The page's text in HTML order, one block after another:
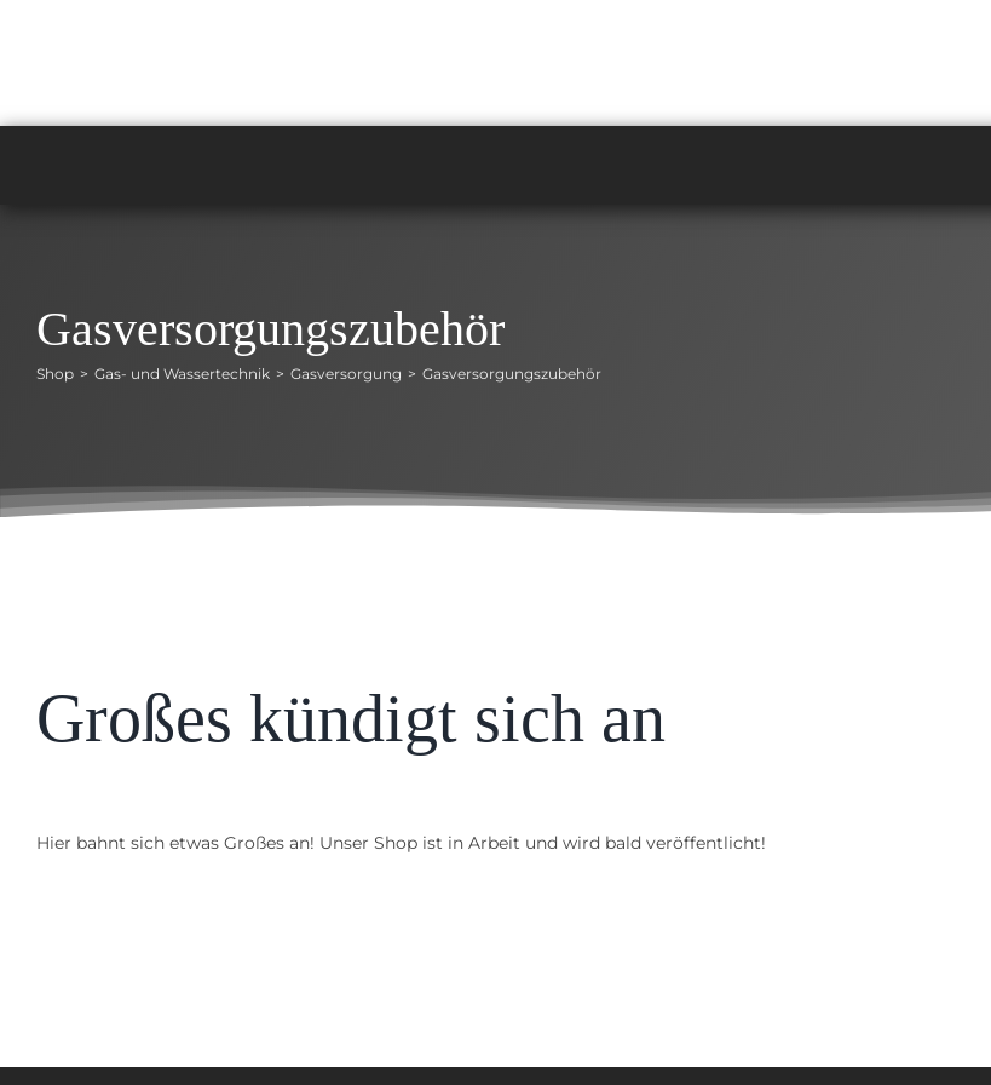
Gasversorgungszubehör
Shop Gas- und Wassertechnik Gasversorgung Gasversorgungszubehör
Großes kündigt sich an
Hier bahnt sich etwas Großes an! Unser Shop ist in Arbeit und wird bald veröffentlicht!